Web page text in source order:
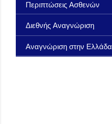
Περιπτώσεις Ασθενών
Διεθνής Αναγνώριση
Αναγνώριση στην Ελλάδα